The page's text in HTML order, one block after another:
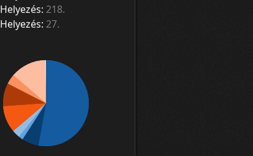
Helyezés: 218.
Helyezés: 27.